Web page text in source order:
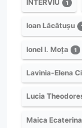
INTERVIU 1
Ioan Lăcătușu
Ionel I. Moța 1
Lavinia-Elena
Lucia
Maica Ecaterina